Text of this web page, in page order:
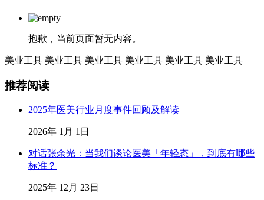
抱歉，当前页面暂无内容。
美业工具 美业工具 美业工具 美业工具 美业工具 美业工具
推荐阅读
2025年医美行业月度事件回顾及解读
2026年 1月 1日
对话张余光：当我们谈论医美「年轻态」，到底有哪些
标准？
2025年 12月 23日